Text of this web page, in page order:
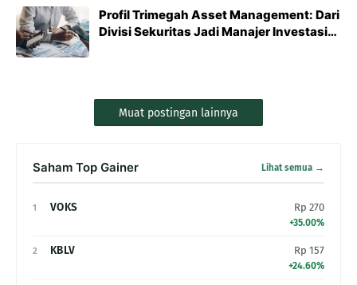
Profil Trimegah Asset Management: Dari
Divisi Sekuritas Jadi Manajer Investasi
Muat postingan lainnya
Saham Top Gainer Lihat semua →
1 VOKS Rp 270
+35.00%
2 KBLV Rp 157
+24.60%